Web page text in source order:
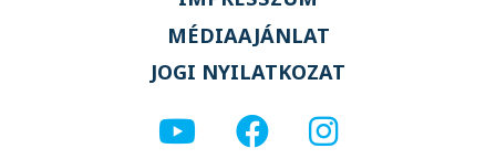
MÉDIAAJÁNLAT
JOGI NYILATKOZAT